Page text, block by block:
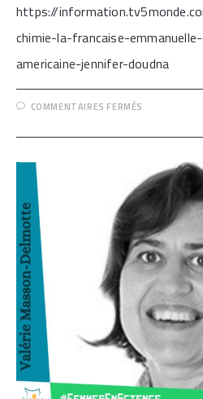
https://
chimie-la-francaise-
americaine-jennifer-doudna
COMMENTAIRES FERMÉS
SCIENCES
EPISODE
3/4:
&
JENNIFER
DUBNA]